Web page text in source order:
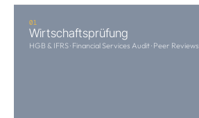
01
Wirtschaftsprüfung
HGB & IFRS · Financial Services Audit · Peer Reviews